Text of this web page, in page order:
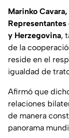
Marinko
Representantes
y Herzegovina,
de la
reside en el
igualdad de
Afirmó que
relaciones
de manera
panorama